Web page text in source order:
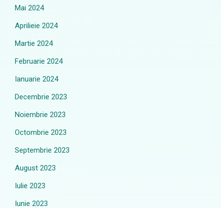
Mai 2024
Aprilieie 2024
Martie 2024
Februarie 2024
Ianuarie 2024
Decembrie 2023
Noiembrie 2023
Octombrie 2023
Septembrie 2023
August 2023
Iulie 2023
Iunie 2023